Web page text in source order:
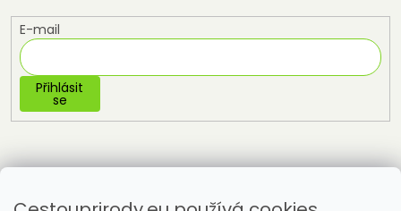
E-mail
Přihlásit
se